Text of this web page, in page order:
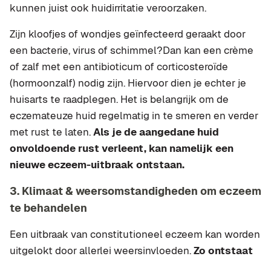
kunnen juist ook huidirritatie veroorzaken.
Zijn kloofjes of wondjes geïnfecteerd geraakt door
een bacterie, virus of schimmel?Dan kan een crème
of zalf met een antibioticum of corticosteroïde
(hormoonzalf) nodig zijn. Hiervoor dien je echter je
huisarts te raadplegen. Het is belangrijk om de
eczemateuze huid regelmatig in te smeren en verder
met rust te laten.Als je de aangedane huid
onvoldoende rust verleent, kan namelijk een
nieuwe eczeem-uitbraak ontstaan.
3. Klimaat & weersomstandigheden om eczeem
te behandelen
Een uitbraak van constitutioneel eczeem kan worden
uitgelokt door allerlei weersinvloeden.Zo ontstaat